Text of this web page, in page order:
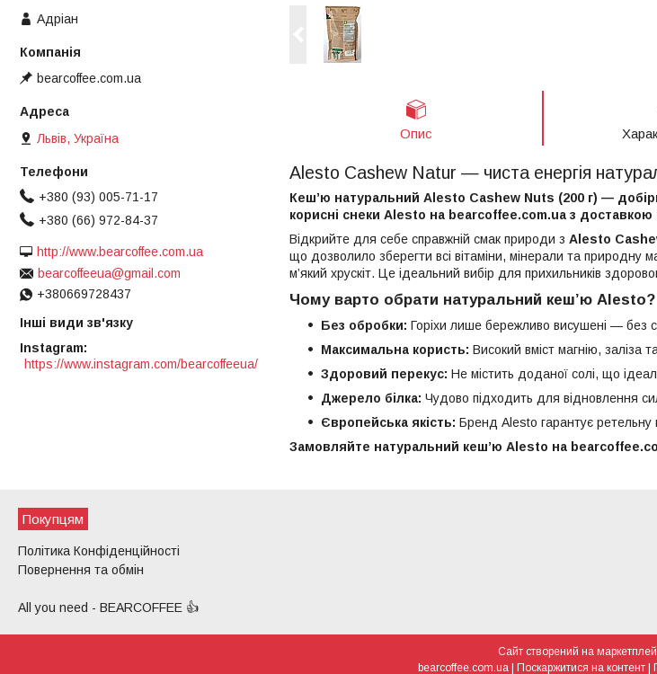
Опис
Alesto Cashew Natur — чиста енергія
Кеш’ю натуральний Alesto Cashew Nuts (200 г) —
корисні снеки Alesto на bearcoffee.com.ua з доставкою
Відкрийте для себе справжній смак природи з Alesto
що дозволило зберегти всі вітаміни, мінерали та природну
м’який хрускіт. Це ідеальний вибір для прихильників
Чому варто обрати натуральний кеш’ю Alesto?
Без обробки: Горіхи лише бережливо висушені — без
Максимальна користь: Високий вміст магнію, заліза
Здоровий перекус: Не містить доданої солі, що
Джерело білка: Чудово підходить для відновлення
Європейська якість: Бренд Alesto гарантує ретельну
Замовляйте натуральний кеш’ю Alesto на
Адріан
bearcoffee.com.ua
Львів, Україна
+380 (93) 005-71-17
+380 (66) 972-84-37
http://www.bearcoffee.com.ua
bearcoffeeua@gmail.com
+380669728437
Інші види зв'язку
Instagram
https://www.instagram.com/bearcoffeeua/
Покупцям
Політика Конфіденційності
Повернення та обмін
All you need - BEARCOFFEE 👍
Сайт створений на
Поскаржитися на контент